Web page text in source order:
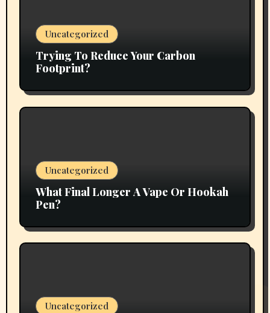
Uncategorized
Trying To Reduce Your Carbon
Footprint?
Uncategorized
What Final Longer A Vape Or Hookah
Pen?
Uncategorized